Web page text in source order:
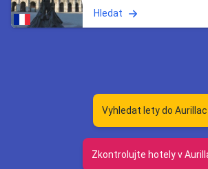
Hledat
Vyhledat lety do Aurillac
Zkontrolujte hotely v